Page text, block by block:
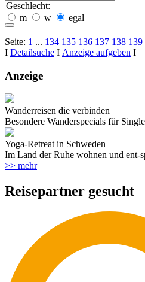
Geschlecht:
m
w egal
Seite: 1 ... 134 135 136 137 138 139
I Detailsuche I Anzeige aufgeben I
Anzeige
Wanderreisen die verbinden
Besondere Wanderspecials für
Yoga-Retreat in Schweden
Im Land der Ruhe wohnen und ent-
>> mehr
Reisepartner gesucht